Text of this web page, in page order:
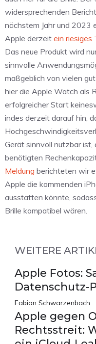
widersprechenden
nächstem Jahr und 2023
Apple derzeit ein riesiges
Das neue Produkt wird
sinnvolle
maßgeblich von vielen
hier die Apple Watch als
erfolgreicher Start
indes derzeit darauf hin,
Gerät sinnvoll nutzbar ist,
benötigten
Meldung berichteten wir
Apple die kommenden
ausstatten könnte,
Brille kompatibel wären.
WEITERE
Apple Fotos:
Datenschutz-
Fabian Schwarzenbach
Apple gegen
Rechtsstreit: